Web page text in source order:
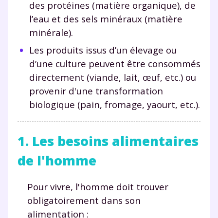
des protéines (matière organique), de
l’eau et des sels minéraux (matière
minérale).
Les produits issus d’un élevage ou
d’une culture peuvent être consommés
directement (viande, lait, œuf, etc.) ou
provenir d'une transformation
biologique (pain, fromage, yaourt, etc.).
1. Les besoins alimentaires
de l'homme
Pour vivre, l'homme doit trouver
obligatoirement dans son
alimentation :